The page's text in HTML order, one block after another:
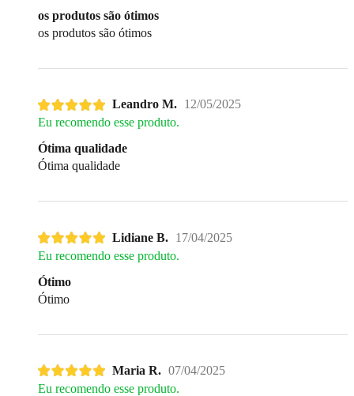
os produtos são ótimos
os produtos são ótimos
Leandro M. 12/05/2025
Eu recomendo esse produto.
Ótima qualidade
Ótima qualidade
Lidiane B. 17/04/2025
Eu recomendo esse produto.
Ótimo
Ótimo
Maria R. 07/04/2025
Eu recomendo esse produto.